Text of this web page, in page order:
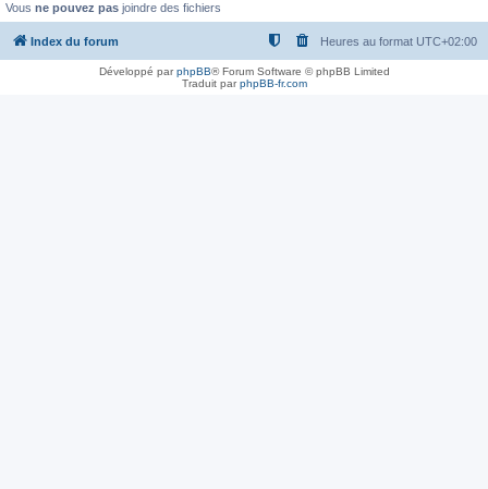
Vous ne pouvez pas joindre des fichiers
Index du forum Heures au format UTC+02:00
Développé parphpBB® Forum Software © phpBB Limited
Traduit parphpBB-fr.com